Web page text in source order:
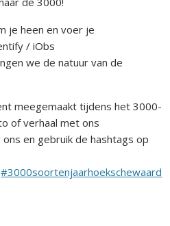
je heen en voer je
/ iObs
we de natuur van de
meegemaakt tijdens het 3000-
of verhaal met ons
ons en gebruik de hashtags op
#3000soortenjaarhoekschewaard